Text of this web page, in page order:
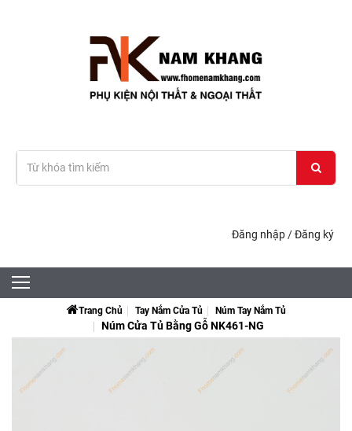
Đăng nhập /Đăng ký
Trang Chủ Tay Nắm Cửa Tủ Núm Tay Nắm Tủ
Núm Cửa Tủ Bằng Gỗ NK461-NG